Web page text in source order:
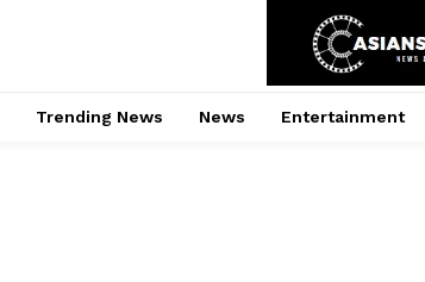
Trending News News Entertainment